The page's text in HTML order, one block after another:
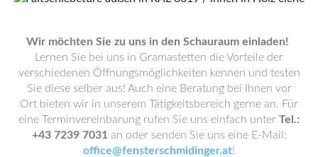
Wir möchten Sie zu uns in den Schauraum einladen!
Lernen Sie bei uns in Gramastetten die Vorteile der
verschiedenen Öffnungsmöglichkeiten kennen und testen
Sie diese selber aus! Auch eine Beratung bei Ihnen vor
Ort bieten wir in unserem Tätigkeitsbereich gerne an. Für
eine Terminvereinbarung rufen Sie uns einfach unter Tel.:
+43 7239 7031 an oder senden Sie uns eine E-Mail:
office@fensterschmidinger.at!